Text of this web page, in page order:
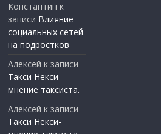
Константин к
записи Влияние
социальных сетей
на подростков
Алексей к записи
Такси Некси-
мнение таксиста.
Алексей к записи
Такси Некси-